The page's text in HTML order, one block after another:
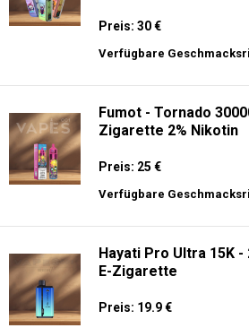
Preis: 30 €
Verfügbare
Fumot - Tornado
Zigarette 2% Nikotin
Preis: 25 €
Verfügbare
Hayati Pro Ultra 15K -
E-Zigarette
Preis: 19.9 €